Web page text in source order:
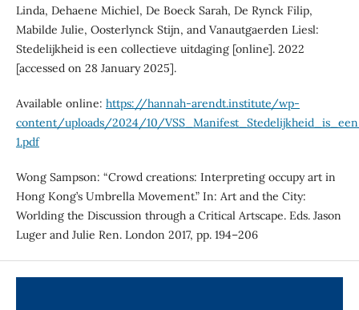
Linda, Dehaene Michiel, De Boeck Sarah, De Rynck Filip,
Mabilde Julie, Oosterlynck Stijn, and Vanautgaerden Liesl:
Stedelijkheid is een collectieve uitdaging [online]. 2022
[accessed on 28 January 2025].
Available online: https://hannah-arendt.institute/wp-
content/uploads/2024/10/
1.pdf
Wong Sampson: “Crowd creations: Interpreting occupy art in
Hong Kong’s Umbrella Movement.” In: Art and the City:
Worlding the Discussion through a Critical Artscape. Eds. Jason
Luger and Julie Ren. London 2017, pp. 194–206